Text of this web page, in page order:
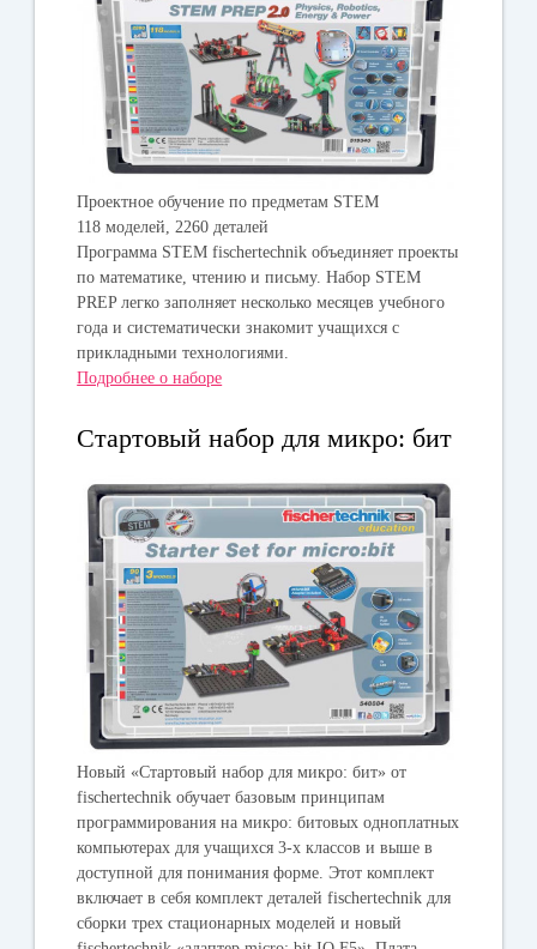
Проектное обучение по предметам STEM
118 моделей, 2260 деталей
Программа STEM fischertechnik объединяет проекты
по математике, чтению и письму. Набор STEM
PREP легко заполняет несколько месяцев учебного
года и систематически знакомит учащихся с
прикладными технологиями.
Подробнее о наборе
Стартовый набор для микро: бит
Новый «Стартовый набор для микро: бит» от
fischertechnik обучает базовым принципам
программирования на микро: битовых одноплатных
компьютерах для учащихся 3-х классов и выше в
доступной для понимания форме. Этот комплект
включает в себя комплект деталей fischertechnik для
сборки трех стационарных моделей и новый